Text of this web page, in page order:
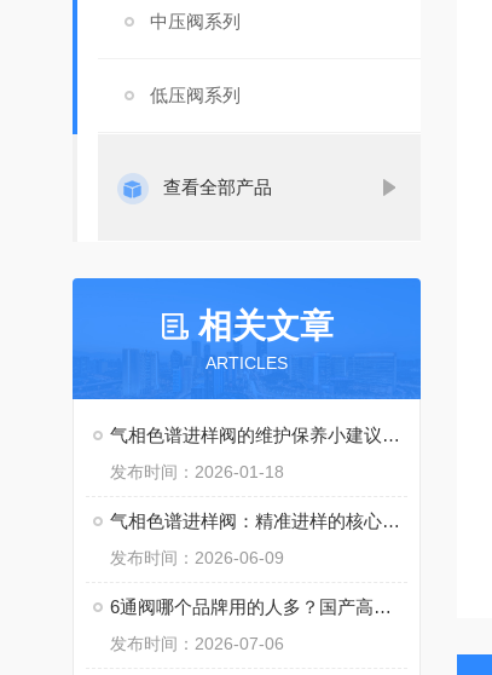
中压阀系列
低压阀系列
查看全部产品
相关文章
ARTICLES
气相色谱进样阀的维护保养小建议分享
发布时间：2026-01-18
气相色谱进样阀：精准进样的核心枢纽
发布时间：2026-06-09
6通阀哪个品牌用的人多？国产高性价比品牌推荐埃癸斯
发布时间：2026-07-06